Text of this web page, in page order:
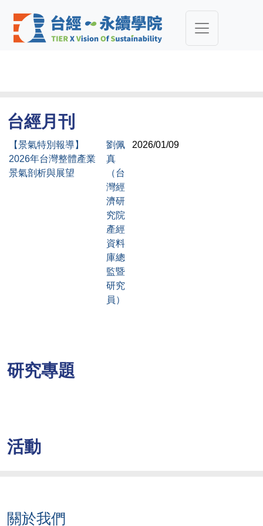
台經月刊
【景氣特別報導】
2026年台灣整體產業
景氣剖析與展望
劉佩
真
（台
灣經
濟研
究院
產經
資料
庫總
監暨
研究
員）
2026/01/09
研究專題
活動
關於我們